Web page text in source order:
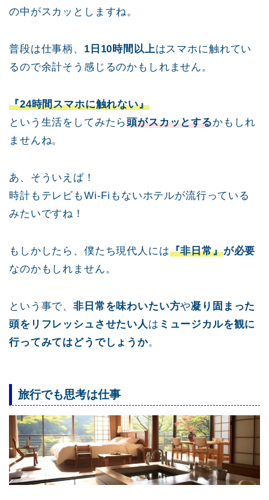
の中がスカッとしますね。
普段は仕事柄、 1日10時間以上はスマホに触れてい
るので余計そう感じるのかもしれません。
『24時間スマホに触れない』
という生活をしてみたら頭がスカッとするかもしれ
ませんね。
あ、そういえば！
時計もテレビもWi-Fiもないホテルが流行っている
みたいですね！
もしかしたら、僕たち現代人には『非日常』が必要
なのかもしれません。
という事で、非日常を味わいたい方や凝り固まった
頭をリフレッシュさせたい人は ミュージカルを観に
行ってみてはどうでしょうか。
旅行でも思考は仕事